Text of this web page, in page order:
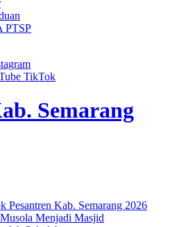
PTSP
TikTok
Semarang
Pesantren Kab. Semarang 2026
Menjadi Masjid